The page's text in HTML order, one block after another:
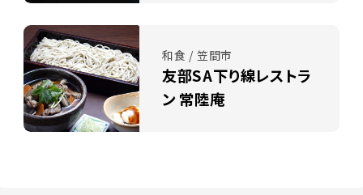
和食 / 笠間市
友部SA下り線レストラ
ン 常陸庵